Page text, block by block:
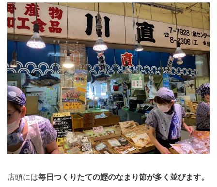
店頭には毎日つくりたての鰹のなまり節が多く並びます。